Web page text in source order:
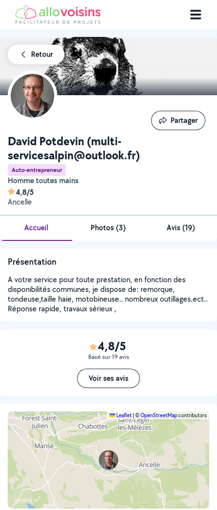
Retour
David Potdevin (multi-
servicesalpin@outlook.fr)
Auto-entrepreneur
Homme toutes mains
4,8/5
Ancelle
Partager
Partager
Accueil Photos (3) Avis (19)
Présentation
A votre service pour toute prestation, en fonction des
disponibilités communes, je dispose de: remorque,
tondeuse,taille haie, motobineuse.. nombreux outillages.ect..
Réponse rapide, travaux sérieux ,
4,8/5
Basé sur 19 avis
Voir ses avis
Leaflet ©OpenStreetMapcontributors